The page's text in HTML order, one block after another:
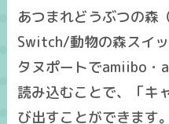
あつまれどうぶつの森
Switch/動物の森スイッ
タヌポートでamiibo
読み込むことで、「キ
び出すことができます。